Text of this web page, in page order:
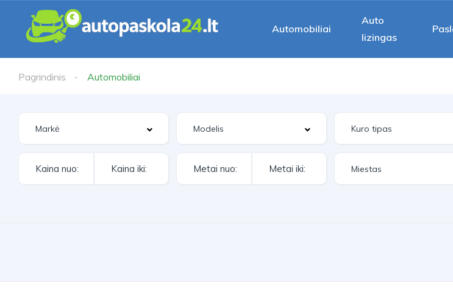
Automobiliai
Auto
lizingas
Pagrindinis Automobiliai